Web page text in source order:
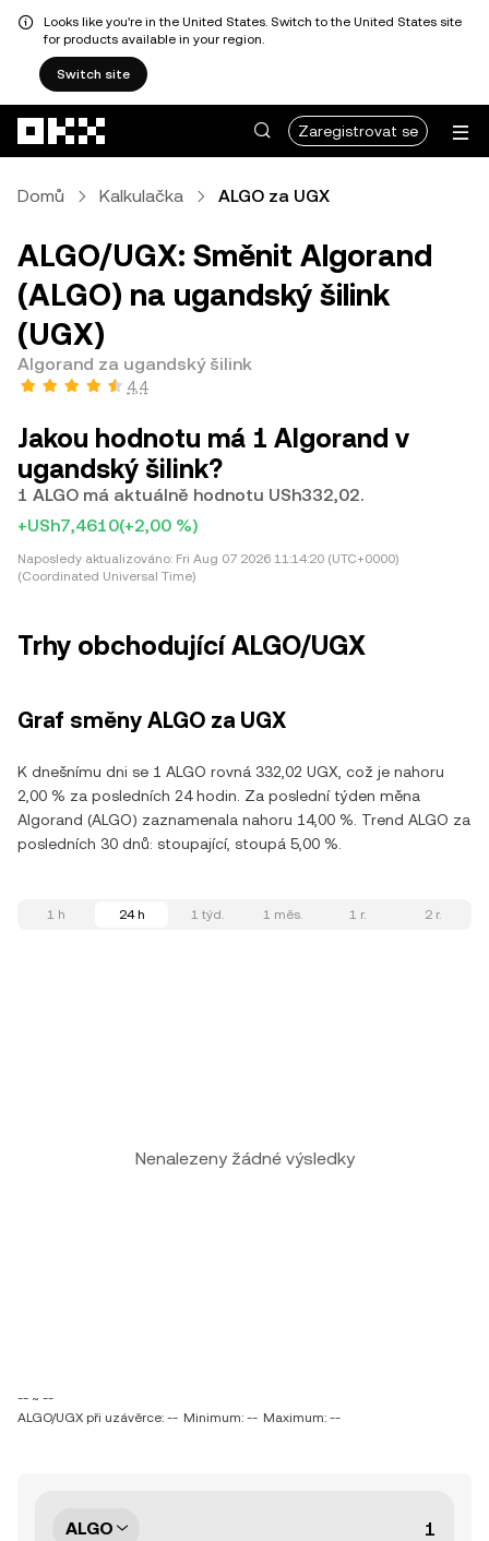
Looks like you're in the United States. Switch to the United States site
for products available in your region.
Switch site
Zaregistrovat se
Domů Kalkulačka ALGO za UGX
ALGO/UGX: Směnit Algorand
(ALGO) na ugandský šilink
(UGX)
Algorand za ugandský šilink
4,4
Jakou hodnotu má 1 Algorand v
ugandský šilink?
1 ALGO má aktuálně hodnotu USh332,02.
+USh7,4610(+2,00 %)
Naposledy aktualizováno: Fri Aug 07 2026 11:14:20 (UTC+0000)
(Coordinated Universal Time)
Trhy obchodující ALGO/UGX
Graf směny ALGO za UGX
K dnešnímu dni se 1 ALGO rovná 332,02 UGX, což je nahoru
2,00 % za posledních 24 hodin. Za poslední týden měna
Algorand (ALGO) zaznamenala nahoru 14,00 %. Trend ALGO za
posledních 30 dnů: stoupající, stoupá 5,00 %.
1 h 24 h 1 týd. 1 měs. 1 r. 2 r.
Nenalezeny žádné výsledky
-- ~ --
ALGO/UGX při uzávěrce: -- Minimum: -- Maximum: --
ALGO